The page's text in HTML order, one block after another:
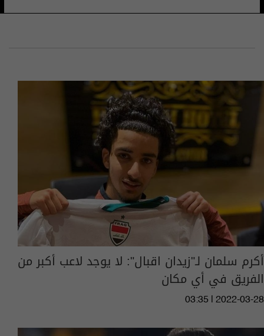
أكرم سلمان لـ"زيدان اقبال": لا يوجد لاعب أكبر من
الفريق في أي مكان
03:35 | 2022-03-28